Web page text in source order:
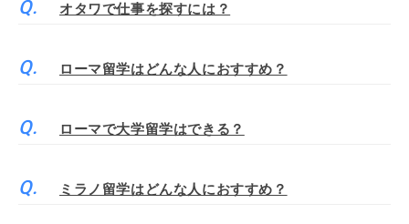
オタワで仕事を探すには？
ローマ留学はどんな人におすすめ？
ローマで大学留学はできる？
ミラノ留学はどんな人におすすめ？